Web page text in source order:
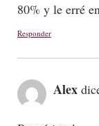
80% y le erré
Responder
Alex